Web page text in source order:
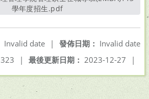
學年度招生.pdf另開新視窗
發佈日期： Invalid date
Invalid date
|
最後更新日期： 2023-12-27 |
323 |